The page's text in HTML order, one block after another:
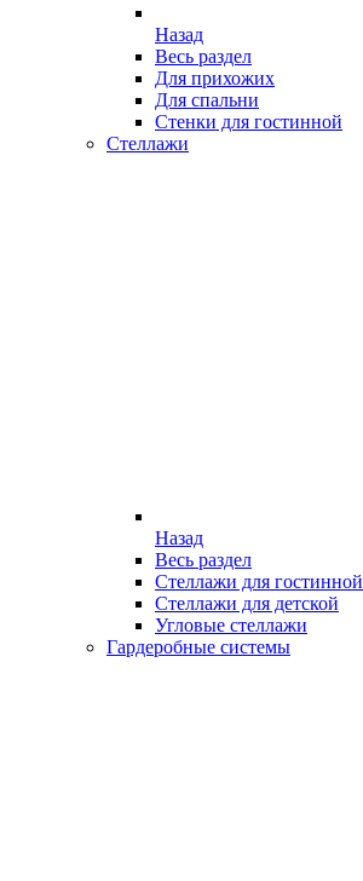
Назад
Весь раздел
Для прихожих
Для спальни
Стенки для гостинной
Стеллажи
Назад
Весь раздел
Стеллажи для гостинной
Стеллажи для детской
Угловые стеллажи
Гардеробные системы